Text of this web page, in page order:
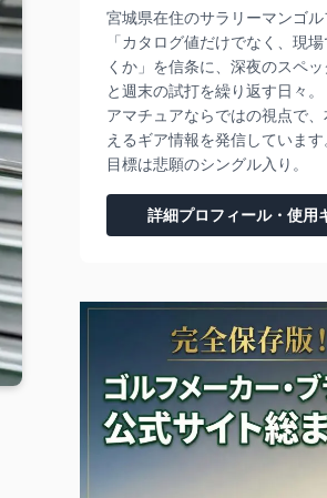
宮城県在住のサラリーマンゴル
「カタログ値だけでなく、現
くか」を信条に、深夜のスペ
と週末の試打を繰り返す日々。
アマチュアならではの視点で
えるギア情報を発信していま
目標は悲願のシングル入り。
詳細プロフィール・使用